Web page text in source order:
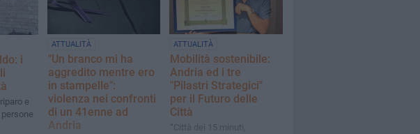
i
e
ATTUALITÀ
"Un branco mi ha
aggredito mentre ero
in stampelle":
violenza nei confronti
di un 41enne ad
Andria
ATTUALITÀ
Mobilità sostenibile:
Andria ed i tre
"Pilastri Strategici"
per il Futuro delle
Città
“Città dei 15 minuti,